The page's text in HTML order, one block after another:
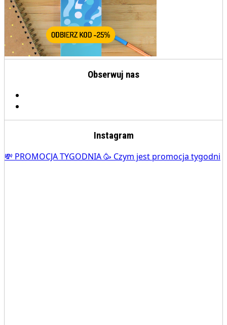
Obserwuj nas
Instagram
💸 PROMOCJA TYGODNIA 🥳 Czym jest promocja tygodni